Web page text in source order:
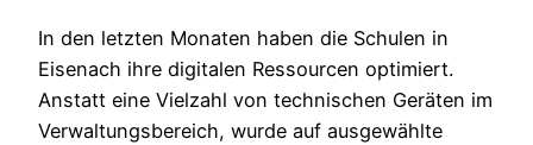
In den letzten Monaten haben die Schulen in
Eisenach ihre digitalen Ressourcen optimiert.
Anstatt eine Vielzahl von technischen Geräten im
Verwaltungsbereich, wurde auf ausgewählte